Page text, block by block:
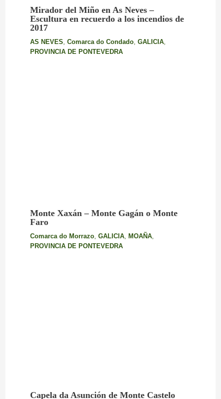
Mirador del Miño en As Neves –
Escultura en recuerdo a los incendios de
2017
AS NEVES Comarca do Condado, GALICIA,
PROVINCIA DE PONTEVEDRA
Monte Xaxán – Monte Gagán o Monte
Faro
Comarca do Morrazo, GALICIA, MOAÑA,
PROVINCIA DE PONTEVEDRA
Capela da Asunción de Monte Castelo